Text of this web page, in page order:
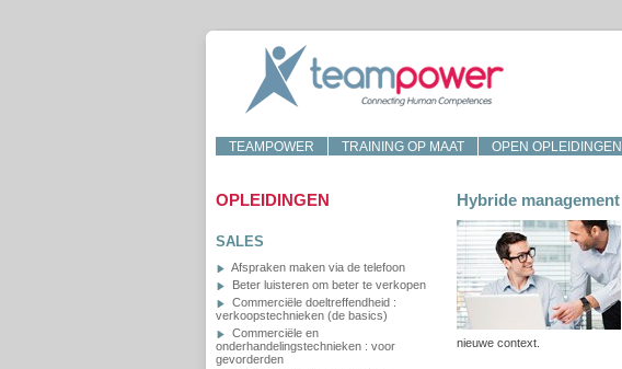
TEAMPOWER TRAINING OP MAAT OPEN OPLEIDINGEN
OPLEIDINGEN
SALES
Afspraken maken via de telefoon
Beter luisteren om beter te verkopen
Commerciële doeltreffendheid :
verkoopstechnieken (de basics)
Commerciële en
onderhandelingstechnieken : voor
gevorderden
Hybride management
nieuwe context.